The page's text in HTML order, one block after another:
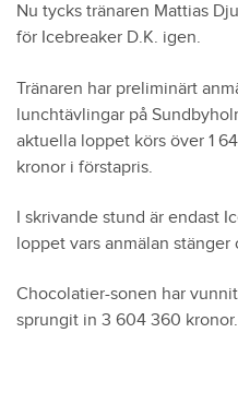
Nu tycks tränaren Mattias
för Icebreaker D.K. igen.
Tränaren har preliminärt
lunchtävlingar på
aktuella loppet körs över 1
kronor i förstapris.
I skrivande stund är endast
loppet vars anmälan stänger
Chocolatier-sonen har
sprungit in 3 604 360 kronor.